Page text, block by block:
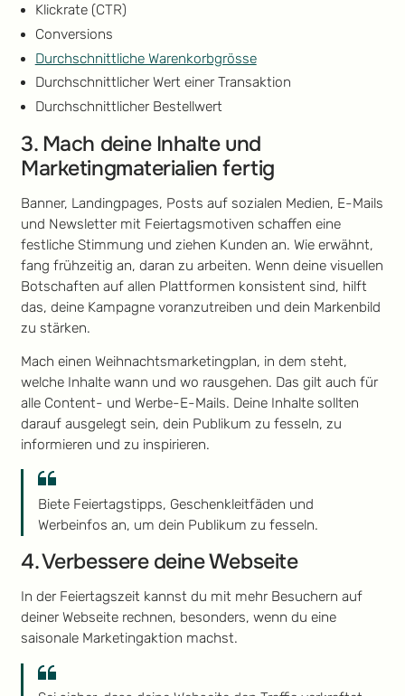
Klickrate (CTR)
Conversions
Durchschnittliche Warenkorbgrösse
Durchschnittlicher Wert einer Transaktion
Durchschnittlicher Bestellwert
3. Mach deine Inhalte und
Marketingmaterialien fertig
Banner, Landingpages, Posts auf sozialen Medien, E-Mails
und Newsletter mit Feiertagsmotiven schaffen eine
festliche Stimmung und ziehen Kunden an. Wie erwähnt,
fang frühzeitig an, daran zu arbeiten. Wenn deine visuellen
Botschaften auf allen Plattformen konsistent sind, hilft
das, deine Kampagne voranzutreiben und dein Markenbild
zu stärken.
Mach einen Weihnachtsmarketingplan, in dem steht,
welche Inhalte wann und wo rausgehen. Das gilt auch für
alle Content- und Werbe-E-Mails. Deine Inhalte sollten
darauf ausgelegt sein, dein Publikum zu fesseln, zu
informieren und zu inspirieren.
Biete Feiertagstipps, Geschenkleitfäden und
Werbeinfos an, um dein Publikum zu fesseln.
4. Verbessere deine Webseite
In der Feiertagszeit kannst du mit mehr Besuchern auf
deiner Webseite rechnen, besonders, wenn du eine
saisonale Marketingaktion machst.